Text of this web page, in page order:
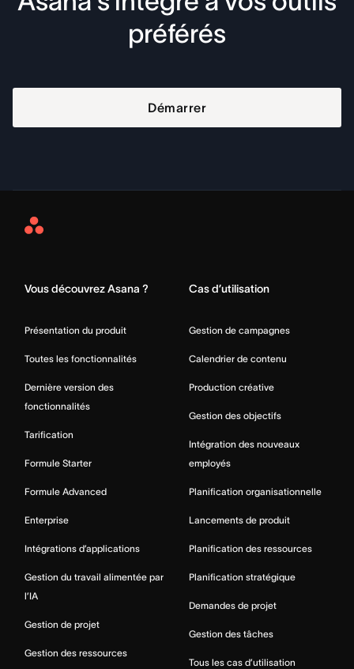
préférés
Démarrer
Asana
Vous découvrez Asana ?
Présentation du produit
Toutes les fonctionnalités
Dernière version des
fonctionnalités
Tarification
Formule Starter
Formule Advanced
Enterprise
Intégrations d’applications
Gestion du travail alimentée par
l’IA
Gestion de projet
Gestion des ressources
Cas d’utilisation
Gestion de campagnes
Calendrier de contenu
Production créative
Gestion des objectifs
Intégration des nouveaux
employés
Planification organisationnelle
Lancements de produit
Planification des ressources
Planification stratégique
Demandes de projet
Gestion des tâches
Tous les cas d’utilisation